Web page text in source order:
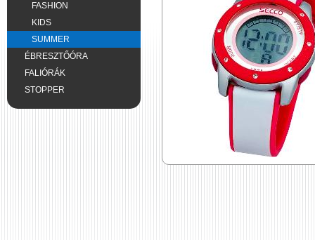
FASHION
KIDS
SUMMER
ÉBRESZTŐÓRA
FALIÓRÁK
STOPPER